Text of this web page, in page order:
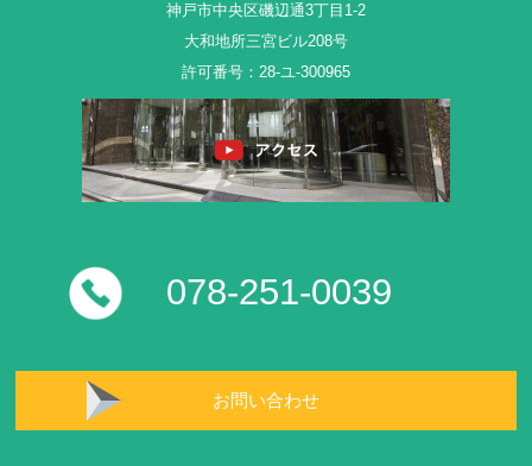
神戸市中央区磯辺通3丁目1-2
大和地所三宮ビル208号
許可番号：28-ユ-300965
078-251-0039
お問い合わせ